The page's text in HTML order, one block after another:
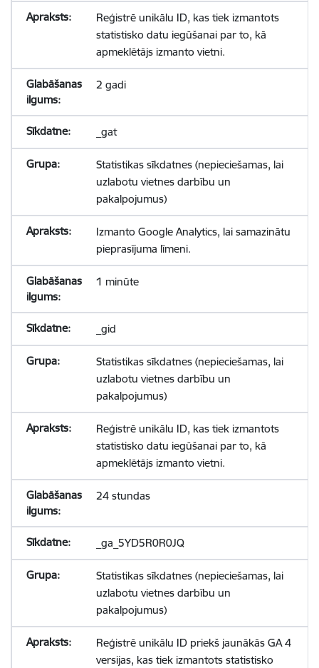
Reģistrē unikālu ID, kas tiek izmantots
statistisko datu iegūšanai par to, kā
apmeklētājs izmanto vietni.
2 gadi
_gat
Statistikas sīkdatnes (nepieciešamas, lai
uzlabotu vietnes darbību un
pakalpojumus)
Izmanto Google Analytics, lai samazinātu
pieprasījuma līmeni.
1 minūte
_gid
Statistikas sīkdatnes (nepieciešamas, lai
uzlabotu vietnes darbību un
pakalpojumus)
Reģistrē unikālu ID, kas tiek izmantots
statistisko datu iegūšanai par to, kā
apmeklētājs izmanto vietni.
24 stundas
_ga_5YD5R0R0JQ
Statistikas sīkdatnes (nepieciešamas, lai
uzlabotu vietnes darbību un
pakalpojumus)
Reģistrē unikālu ID priekš jaunākās GA 4
versijas, kas tiek izmantots statistisko